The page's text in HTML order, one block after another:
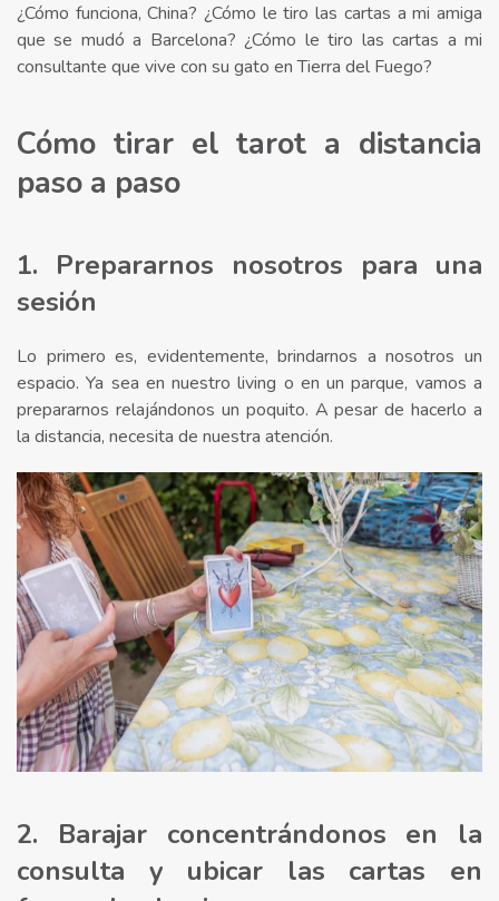
¿Cómo funciona, China? ¿Cómo le tiro las cartas a mi amiga
que se mudó a Barcelona? ¿Cómo le tiro las cartas a mi
consultante que vive con su gato en Tierra del Fuego?⁣
Cómo tirar el tarot a distancia
paso a paso
1. Prepararnos nosotros para una
sesión
Lo primero es, evidentemente, brindarnos a nosotros un
espacio. Ya sea en nuestro living o en un parque, vamos a
prepararnos relajándonos un poquito. A pesar de hacerlo a
la distancia, necesita de nuestra atención.
2. Barajar concentrándonos en la
consulta y ubicar las cartas en